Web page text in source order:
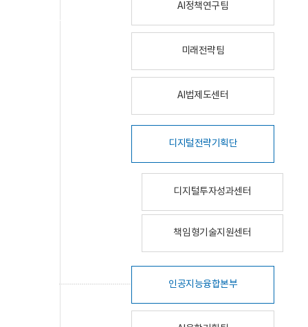
AI정책연구팀
미래전략팀
AI법제도센터
디지털전략기획단
디지털투자성과센터
책임형기술지원센터
인공지능융합본부